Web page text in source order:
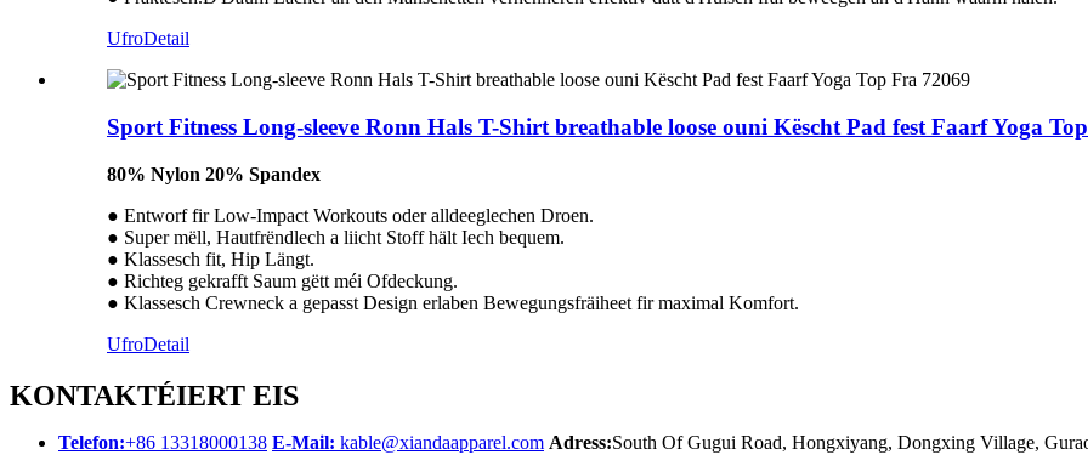
UfroDetail
Sport Fitness Long-sleeve Ronn Hals T-Shirt breathable loose ouni Këscht Pad fest Faarf Yoga
80% Nylon 20% Spandex
● Entworf fir Low-Impact Workouts oder alldeeglechen Droen.
● Super mëll, Hautfrëndlech a liicht Stoff hält Iech bequem.
● Klassesch fit, Hip Längt.
● Richteg gekrafft Saum gëtt méi Ofdeckung.
● Klassesch Crewneck a gepasst Design erlaben Bewegungsfräiheet fir maximal Komfort.
UfroDetail
KONTAKTÉIERT EIS
Telefon:+86 13318000138 E-Mail: kable@xiandaapparel.com Adress:South Of Gugui Road, Hongxiyang, Dongxing Village,